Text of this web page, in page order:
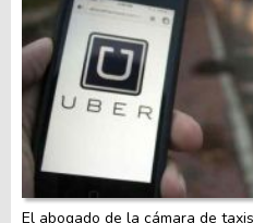
El abogado de la cámara de